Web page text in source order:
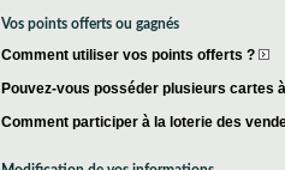
Vos points offerts ou gagnés
Comment utiliser vos points offerts ?
Pouvez-vous posséder plusieurs cartes
Comment participer à la loterie des